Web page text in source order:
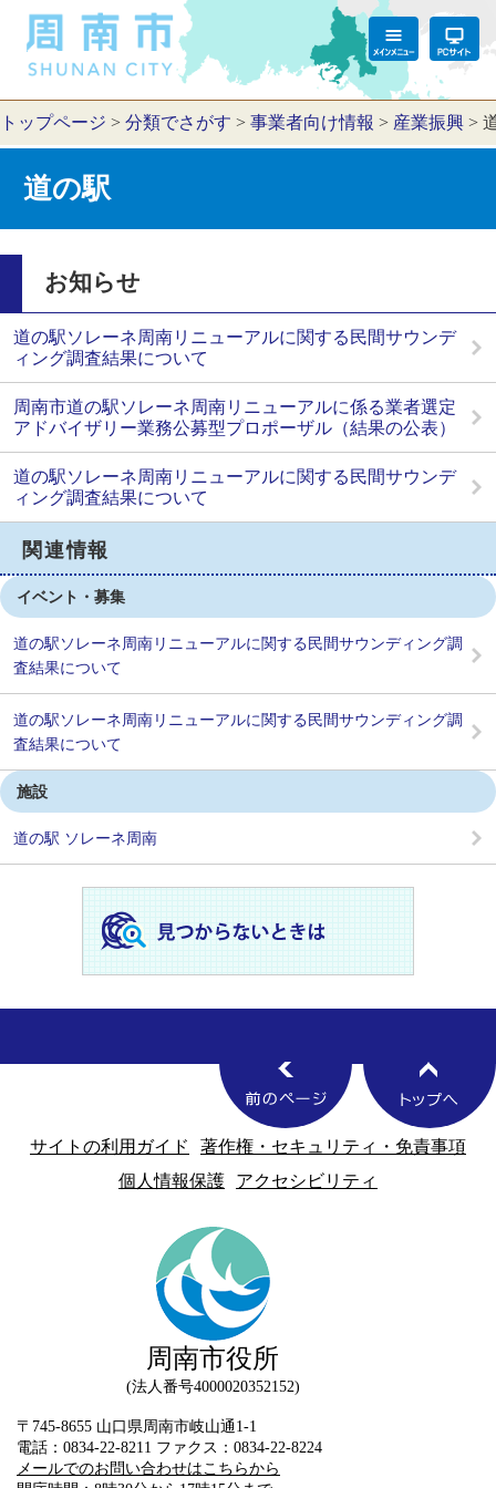
トップページ > 分類でさがす > 事業者向け情報 > 産業振興 >
道の駅
お知らせ
道の駅ソレーネ周南リニューアルに関する民間サウンデ
ィング調査結果について
周南市道の駅ソレーネ周南リニューアルに係る業者選定
アドバイザリー業務公募型プロポーザル（結果の公表）
道の駅ソレーネ周南リニューアルに関する民間サウンデ
ィング調査結果について
関連情報
イベント・募集
道の駅ソレーネ周南リニューアルに関する民間サウンディング調
査結果について
道の駅ソレーネ周南リニューアルに関する民間サウンディング調
査結果について
施設
道の駅 ソレーネ周南
サイトの利用ガイド
著作権・セキュリティ・免責事項
個人情報保護
アクセシビリティ
周南市役所
法人番号4000020352152
〒745-8655 山口県周南市岐山通1-1
電話：0834-22-8211 ファクス：0834-22-8224
メールでのお問い合わせはこちらから